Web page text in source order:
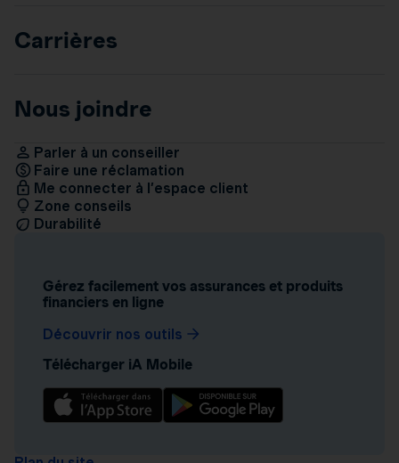
Carrières
Nous joindre
Parler à un conseiller
Faire une réclamation
Me connecter à l’espace client
Zone conseils
Durabilité
Gérez facilement vos assurances et produits
financiers en ligne
Découvrir nos outils
Télécharger iA Mobile